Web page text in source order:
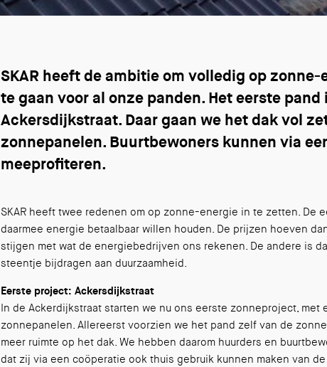
SKAR heeft de ambitie om volledig op zonne-
te gaan voor al onze panden. Het eerste pand
Ackersdijkstraat. Daar gaan we het dak vol
zonnepanelen. Buurtbewoners kunnen via
meeprofiteren.
SKAR heeft twee redenen om op zonne-energie in te zetten. De
daarmee energie betaalbaar willen houden. De prijzen hoeven
stijgen met wat de energiebedrijven ons rekenen. De andere is
steentje bijdragen aan duurzaamheid.
Eerste project: Ackersdijkstraat
In de Ackerdijkstraat starten we nu ons eerste zonneproject, met
zonnepanelen. Allereerst voorzien we het pand zelf van de
meer ruimte op het dak. We hebben daarom huurders en
dat zij via een coöperatie ook thuis gebruik kunnen maken van